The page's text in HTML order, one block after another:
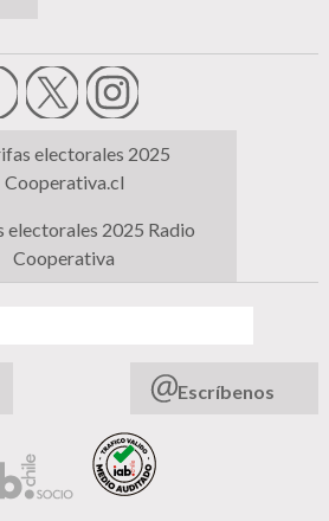
electorales 2025
Cooperativa.cl
electorales 2025 Radio
Cooperativa
Escríbenos